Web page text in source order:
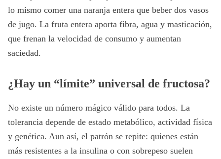
lo mismo comer una naranja entera que beber dos vasos
de jugo. La fruta entera aporta fibra, agua y masticación,
que frenan la velocidad de consumo y aumentan
saciedad.
¿Hay un “límite” universal de fructosa?
No existe un número mágico válido para todos. La
tolerancia depende de estado metabólico, actividad física
y genética. Aun así, el patrón se repite: quienes están
más resistentes a la insulina o con sobrepeso suelen